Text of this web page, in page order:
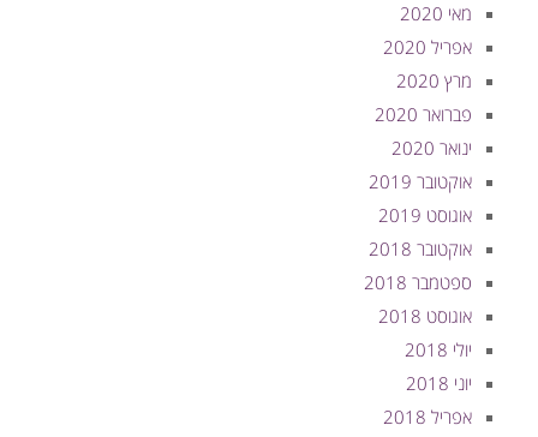
מאי 2020
אפריל 2020
מרץ 2020
פברואר 2020
ינואר 2020
אוקטובר 2019
אוגוסט 2019
אוקטובר 2018
ספטמבר 2018
אוגוסט 2018
יולי 2018
יוני 2018
אפריל 2018